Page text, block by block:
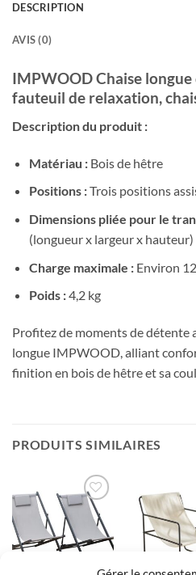
DESCRIPTION
AVIS (0)
IMPWOOD Chaise
fauteuil de relaxation,
Description du produit :
Matériau :Bois de hêtre
Positions :Trois positions
Dimensions pliée pour le
(longueur x largeur x hauteur)
Charge maximale :Environ
Poids :4,2 kg
Profitez de moments de détente
longue IMPWOOD, alliant
finition en bois de hêtre et sa
PRODUITS SIMILAIRES
Ajouter
à la liste
souhaits
à